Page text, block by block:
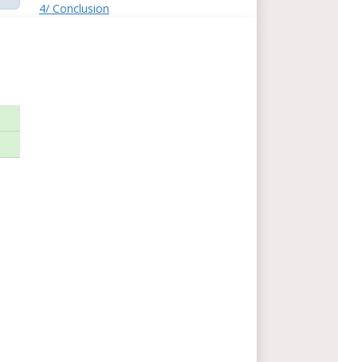
4/ Conclusion